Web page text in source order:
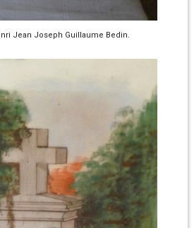
Jean Joseph Guillaume Bedin.